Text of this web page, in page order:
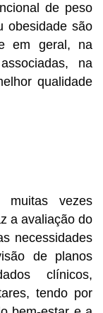
de peso
obesidade são
em geral, na
na
qualidade
vezes
a avaliação do
necessidades
de planos
clínicos,
tendo por